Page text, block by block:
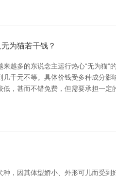
为猫若干钱？
越多的东说念主运行热心“无为猫
几千元不等。具体价钱受多种成分
，甚而不错免费，但需要承担一
，因其体型娇小、外形可儿而受